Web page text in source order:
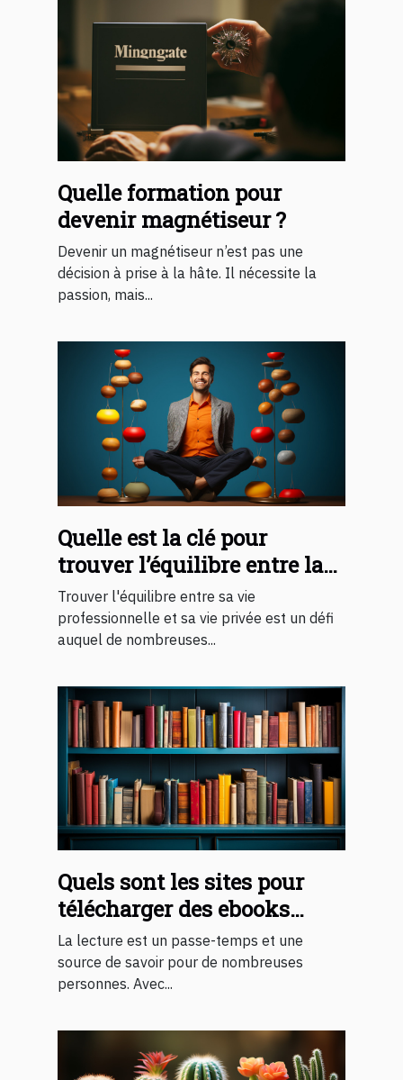
Quelle formation pour
devenir magnétiseur ?
Devenir un magnétiseur n’est pas une
décision à prise à la hâte. Il nécessite la
passion, mais...
Quelle est la clé pour
trouver l’équilibre entre la
vie professionnelle et sa vie
privée ?
Trouver l'équilibre entre sa vie
professionnelle et sa vie privée est un défi
auquel de nombreuses...
Quels sont les sites pour
télécharger des ebooks
gratuits 2023 ?
La lecture est un passe-temps et une
source de savoir pour de nombreuses
personnes. Avec...